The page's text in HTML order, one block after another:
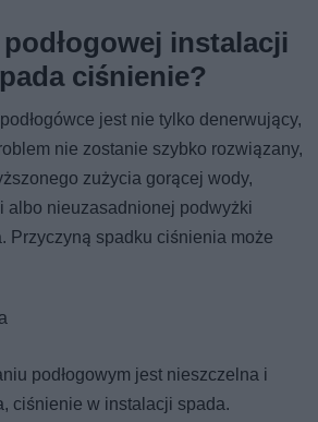
instalacji
ciśnienie?
jest nie tylko denerwujący,
nie zostanie szybko rozwiązany,
zużycia gorącej wody,
albo nieuzasadnionej podwyżki
Przyczyną spadku ciśnienia może
podłogowym jest nieszczelna i
ciśnienie w instalacji spada.